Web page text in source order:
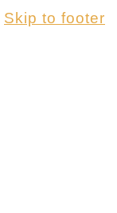
Skip to footer